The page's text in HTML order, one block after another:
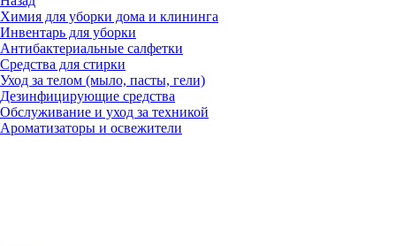
Химия для уборки дома и клининга
Инвентарь для уборки
Антибактериальные салфетки
Средства для стирки
Уход за телом (мыло, пасты, гели)
Дезинфицирующие средства
Обслуживание и уход за техникой
Ароматизаторы и освежители